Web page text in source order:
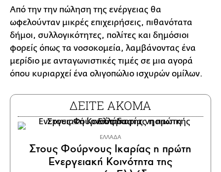
Από την την πώληση της ενέργειας θα
ωφελούνταν μικρές επιχειρήσεις, πιθανότατα
δήμοι, συλλογικότητες, πολίτες και δημόσιοι
φορείς όπως τα νοσοκομεία, λαμβάνοντας ένα
μερίδιο με ανταγωνιστικές τιμές σε μια αγορά
όπου κυριαρχεί ένα ολιγοπώλιο ισχυρών ομίλων.
ΔΕΙΤΕ ΑΚΟΜΑ
ΕΛΛΑΔΑ
Στους Φούρνους Ικαρίας η πρώτη
Ενεργειακή Κοινότητα της